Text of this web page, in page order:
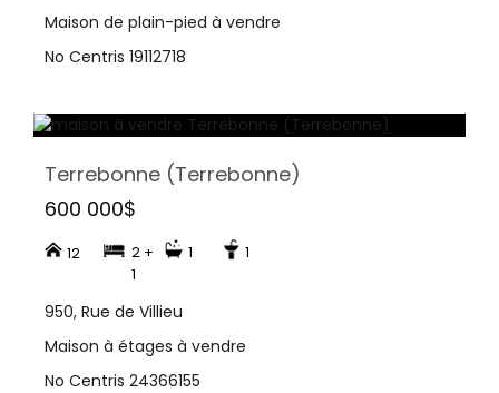
Maison de plain-pied à vendre
No Centris 19112718
Terrebonne (Terrebonne)
600 000$
12
2 +
1
1 1
950, Rue de Villieu
Maison à étages à vendre
No Centris 24366155